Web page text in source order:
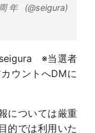
(@seigura)
※当選者
ウントへDMに
については厳重